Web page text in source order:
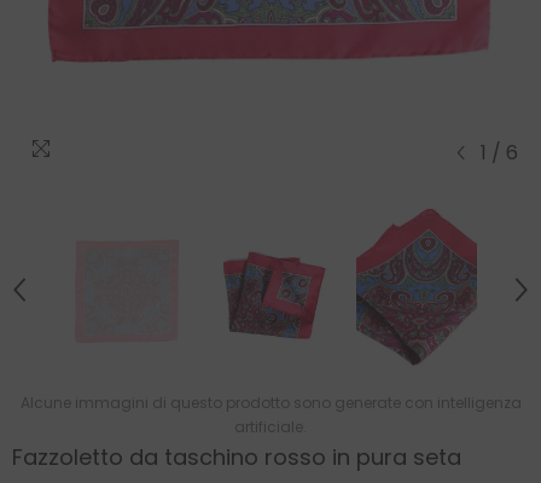
1 / 6
Alcune immagini di questo prodotto sono generate con intelligenza
artificiale.
Fazzoletto da taschino rosso in pura seta